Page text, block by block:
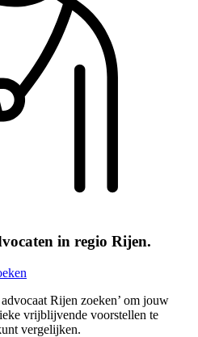
in regio Rijen.
Rijen zoeken’ om jouw
vrijblijvende voorstellen te
vergelijken.